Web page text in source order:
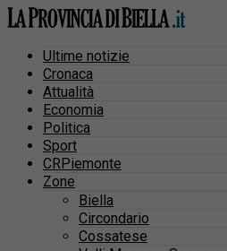
Ultime notizie
Cronaca
Attualità
Economia
Politica
Sport
CRPiemonte
Zone
Biella
Circondario
Cossatese